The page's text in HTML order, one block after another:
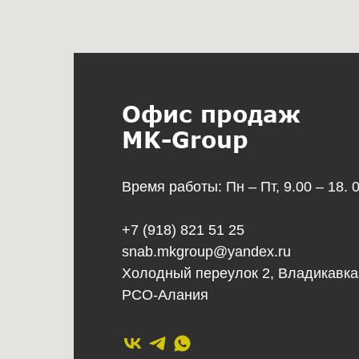
Офис продаж
MK-Group
Время работы: Пн – Пт, 9.00 – 18.
+7 (918) 821 51 25
snab.mkgroup@yandex.ru
Холодный переулок 2,
РСО-Алания